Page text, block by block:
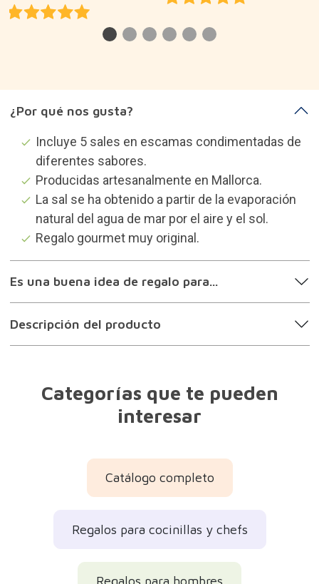
¿Por qué nos gusta?
Incluye 5 sales en escamas condimentadas de
diferentes sabores.
Producidas artesanalmente en Mallorca.
La sal se ha obtenido a partir de la evaporación
natural del agua de mar por el aire y el sol.
Regalo gourmet muy original.
Es una buena idea de regalo para...
Descripción del producto
Categorías que te pueden
interesar
Catálogo completo
Regalos para cocinillas y chefs
Regalos para hombres